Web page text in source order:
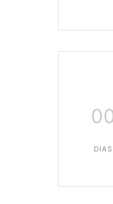
DIAS